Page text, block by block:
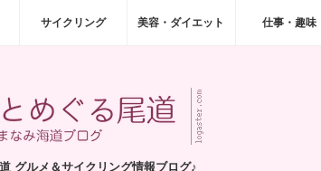
サイクリング 美容・ダイエット 仕事・趣味
グルメ＆サイクリング情報ブログ♪